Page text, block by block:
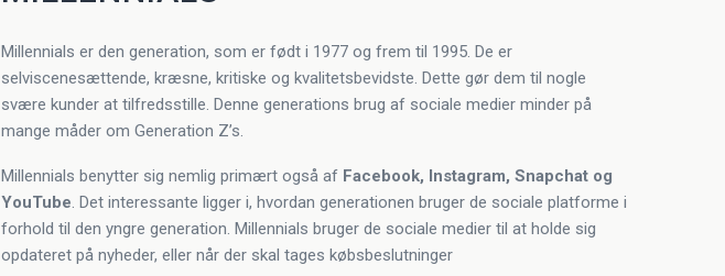
Millennials er den generation, som er født i 1977 og frem til 1995. De er
selviscenesættende, kræsne, kritiske og kvalitetsbevidste. Dette gør dem til nogle
svære kunder at tilfredsstille. Denne generations brug af sociale medier minder på
mange måder om Generation Z’s.
Millennials benytter sig nemlig primært også af Facebook, Instagram, Snapchat og
YouTube. Det interessante ligger i, hvordan generationen bruger de sociale platforme i
forhold til den yngre generation. Millennials bruger de sociale medier til at holde sig
opdateret på nyheder, eller når der skal tages købsbeslutninger